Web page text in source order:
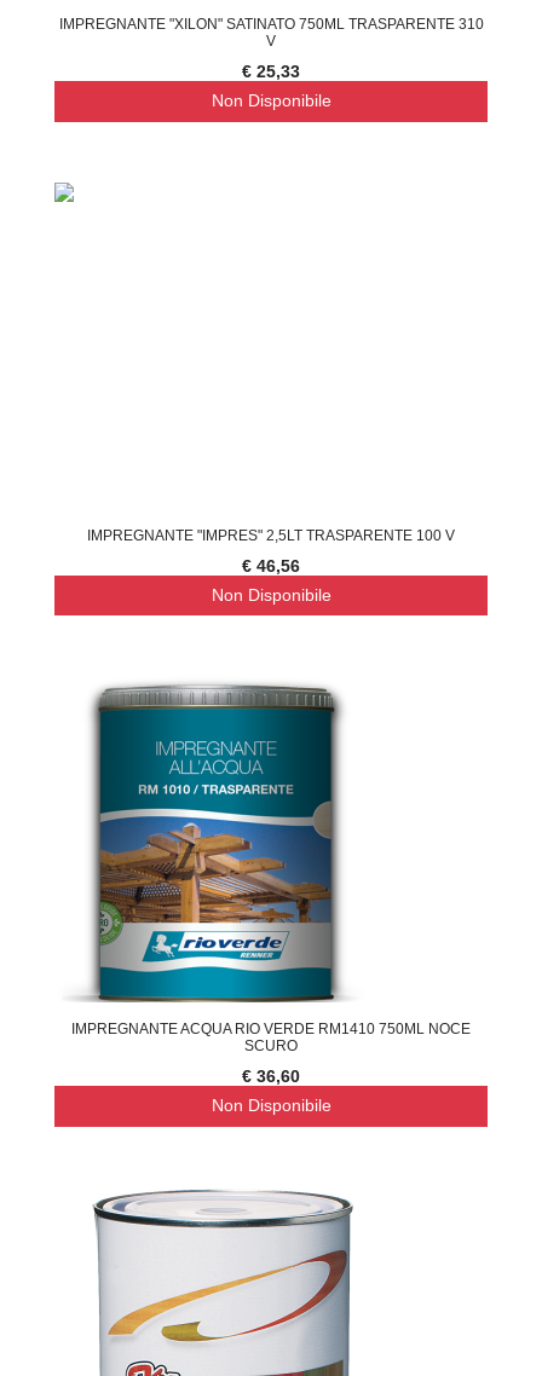
IMPREGNANTE "XILON" SATINATO 750ML TRASPARENTE 310
V
€ 25,33
Non Disponibile
IMPREGNANTE "IMPRES" 2,5LT TRASPARENTE 100 V
€ 46,56
Non Disponibile
IMPREGNANTE ACQUA RIO VERDE RM1410 750ML NOCE
SCURO
€ 36,60
Non Disponibile